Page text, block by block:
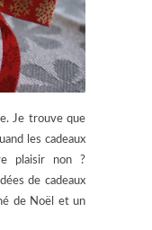
Je trouve que
les cadeaux
plaisir non ?
de cadeaux
de Noël et un